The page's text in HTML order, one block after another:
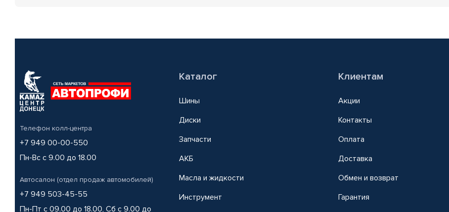
Телефон колл-центра
+7 949 00-00-550
Пн-Вс с 9.00 до 18.00
Автосалон (отдел продаж автомобилей)
+7 949 503-45-55
Пн-Пт с 09.00 до 18.00, Сб с 9.00 до
Каталог
Шины
Диски
Запчасти
АКБ
Масла и жидкости
Инструмент
Клиентам
Акции
Контакты
Оплата
Доставка
Обмен и возврат
Гарантия